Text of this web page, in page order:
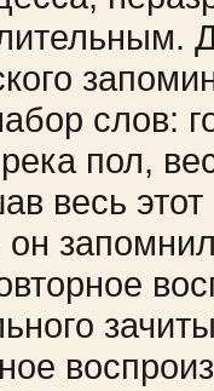
слов:
пол,
весь этот
он